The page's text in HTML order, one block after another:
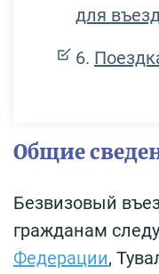
для
Общие
Безвизовый
гражданам
Федерации,